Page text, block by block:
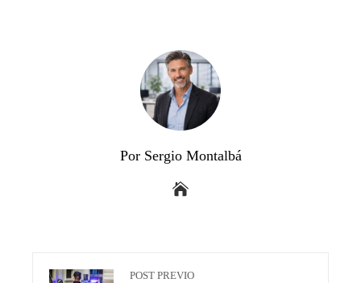
Por Sergio Montalbá
POST PREVIO